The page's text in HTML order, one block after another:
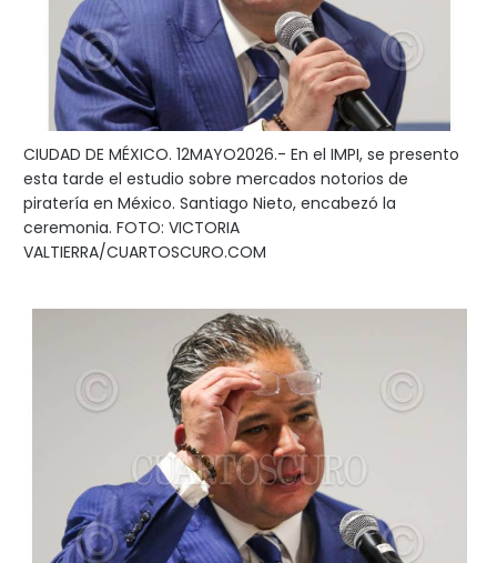
CIUDAD DE MÉXICO. 12MAYO2026.- En el IMPI, se presento
esta tarde el estudio sobre mercados notorios de
piratería en México. Santiago Nieto, encabezó la
ceremonia. FOTO: VICTORIA
VALTIERRA/CUARTOSCURO.COM